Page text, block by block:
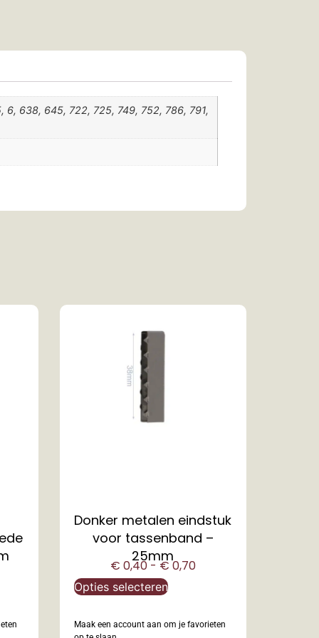
6, 638, 645, 722, 725, 749, 752, 786, 791,
Donker metalen eindstuk
voor tassenband –
25mm
€ 0,40- €0,70
Opties selecteren
Maak een account aan om je favorieten